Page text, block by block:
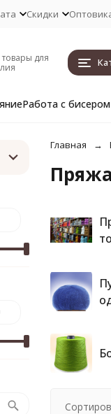
Скидки
для
Работа с бисером
Главная